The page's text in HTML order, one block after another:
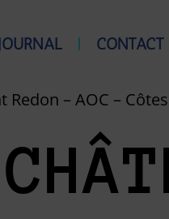
CONTACT
– AOC –